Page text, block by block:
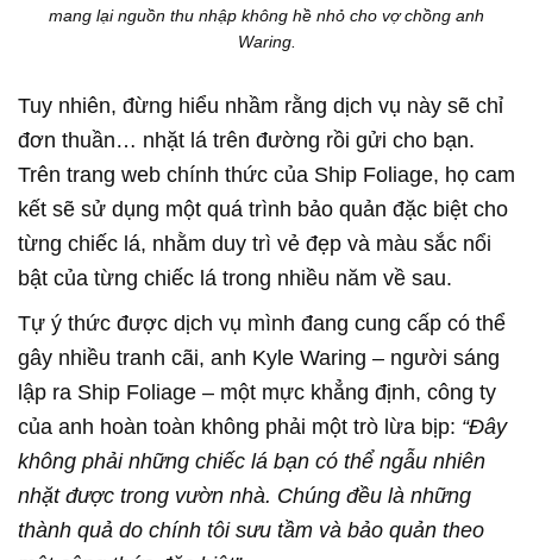
mang lại nguồn thu nhập không hề nhỏ cho vợ chồng anh
Waring.
Tuy nhiên, đừng hiểu nhầm rằng dịch vụ này sẽ chỉ
đơn thuần… nhặt lá trên đường rồi gửi cho bạn.
Trên trang web chính thức của Ship Foliage, họ cam
kết sẽ sử dụng một quá trình bảo quản đặc biệt cho
từng chiếc lá, nhằm duy trì vẻ đẹp và màu sắc nổi
bật của từng chiếc lá trong nhiều năm về sau.
Tự ý thức được dịch vụ mình đang cung cấp có thể
gây nhiều tranh cãi, anh Kyle Waring – người sáng
lập ra Ship Foliage – một mực khẳng định, công ty
của anh hoàn toàn không phải một trò lừa bịp: “Đây
không phải những chiếc lá bạn có thể ngẫu nhiên
nhặt được trong vườn nhà. Chúng đều là những
thành quả do chính tôi sưu tầm và bảo quản theo